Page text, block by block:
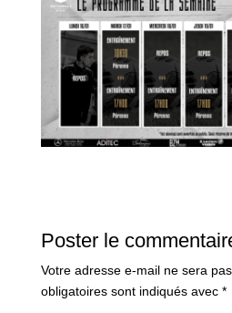
Poster le
Votre adresse e-mail ne sera
obligatoires sont indiqués avec *